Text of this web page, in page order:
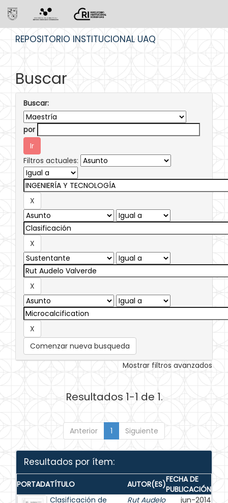
REPOSITORIO INSTITUCIONAL UAQ
Buscar
Buscar:
por
Filtros actuales:
Comenzar nueva busqueda
Mostrar filtros avanzados
Resultados 1-1 de 1.
Anterior 1 Siguiente
Resultados por ítem:
PORTADATÍTULO AUTOR(ES)FECHA DE
PUBLICACIÓN
Clasificación de
Rut Audelo
jun-2014